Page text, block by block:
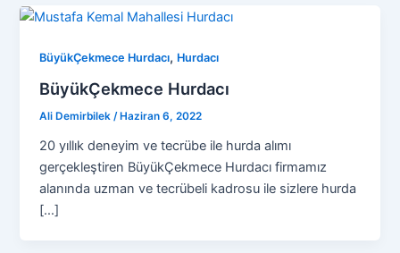
BüyükÇekmece Hurdacı, Hurdacı
BüyükÇekmece Hurdacı
Ali Demirbilek/ Haziran 6, 2022
20 yıllık deneyim ve tecrübe ile hurda alımı
gerçekleştiren BüyükÇekmece Hurdacı firmamız
alanında uzman ve tecrübeli kadrosu ile sizlere hurda
[…]